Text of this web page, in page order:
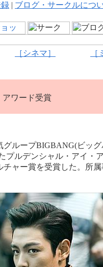
| ブログ・サークルにつ
［シネマ］
アワード受賞
グループBIGBANG(ビッグ
プルデンシャル・アイ・
ャー賞を受賞した。所